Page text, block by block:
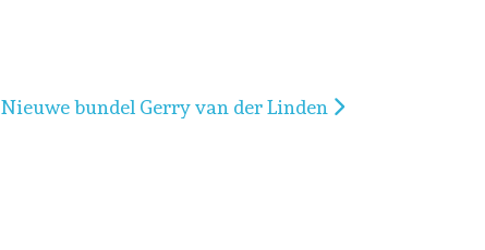
Volgende artikel: Nieuwe bundel Gerry van der Linden
Nieuwe bundel Gerry van der Linden